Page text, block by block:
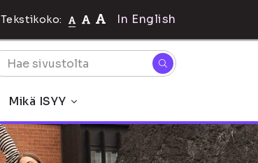
Tekstikoko: In English
Mikä ISYY